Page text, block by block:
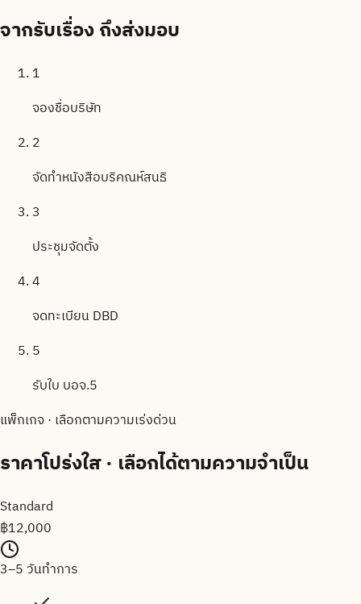
จากรับเรื่องถึงส่งมอบ
1
จองชื่อบริษัท
2
จัดทำหนังสือบริคณห์สนธิ
3
ประชุมจัดตั้ง
4
จดทะเบียน DBD
5
รับใบ บอจ.5
แพ็กเกจ · เลือกตามความเร่งด่วน
ราคาโปร่งใส· เลือกได้ตามความจำเป็น
Standard
฿12,000
3–5 วันทำการ